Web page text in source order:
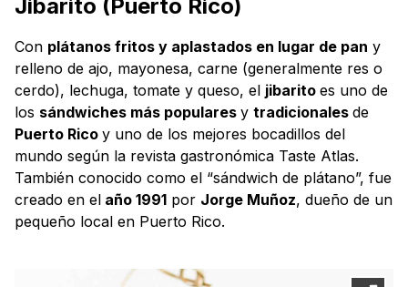
Jibarito (Puerto Rico)
Con plátanos fritos y aplastados en lugar de pan y
relleno de ajo, mayonesa, carne (generalmente res o
cerdo), lechuga, tomate y queso, el jibarito es uno de
los sándwiches más populares y tradicionales de
Puerto Rico y uno de los mejores bocadillos del
mundo según la revista gastronómica Taste Atlas.
También conocido como el “sándwich de plátano”, fue
creado en el año 1991 por Jorge Muñoz, dueño de un
pequeño local en Puerto Rico.